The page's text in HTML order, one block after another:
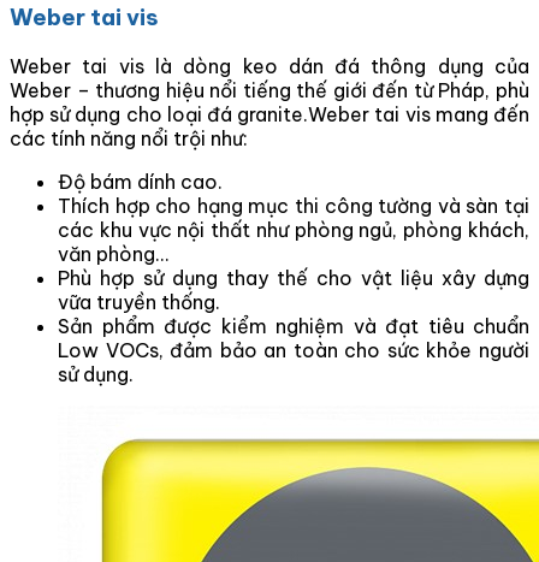
Weber tai vis
Weber tai vis là dòng keo dán đá thông dụng của
Weber – thương hiệu nổi tiếng thế giới đến từ Pháp, phù
hợp sử dụng cho loại đá granite.Weber tai vis mang đến
các tính năng nổi trội như:
Độ bám dính cao.
Thích hợp cho hạng mục thi công tường và sàn tại
các khu vực nội thất như phòng ngủ, phòng khách,
văn phòng…
Phù hợp sử dụng thay thế cho vật liệu xây dựng
vữa truyền thống.
Sản phẩm được kiểm nghiệm và đạt tiêu chuẩn
Low VOCs, đảm bảo an toàn cho sức khỏe người
sử dụng.